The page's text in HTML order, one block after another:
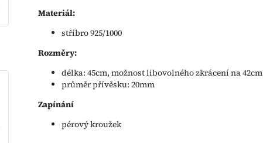
Materiál:
stříbro 925/1000
Rozměry:
délka: 45cm, možnost libovolného zkrácení na 42cm
průměr přívěsku: 20mm
Zapínání
pérový kroužek